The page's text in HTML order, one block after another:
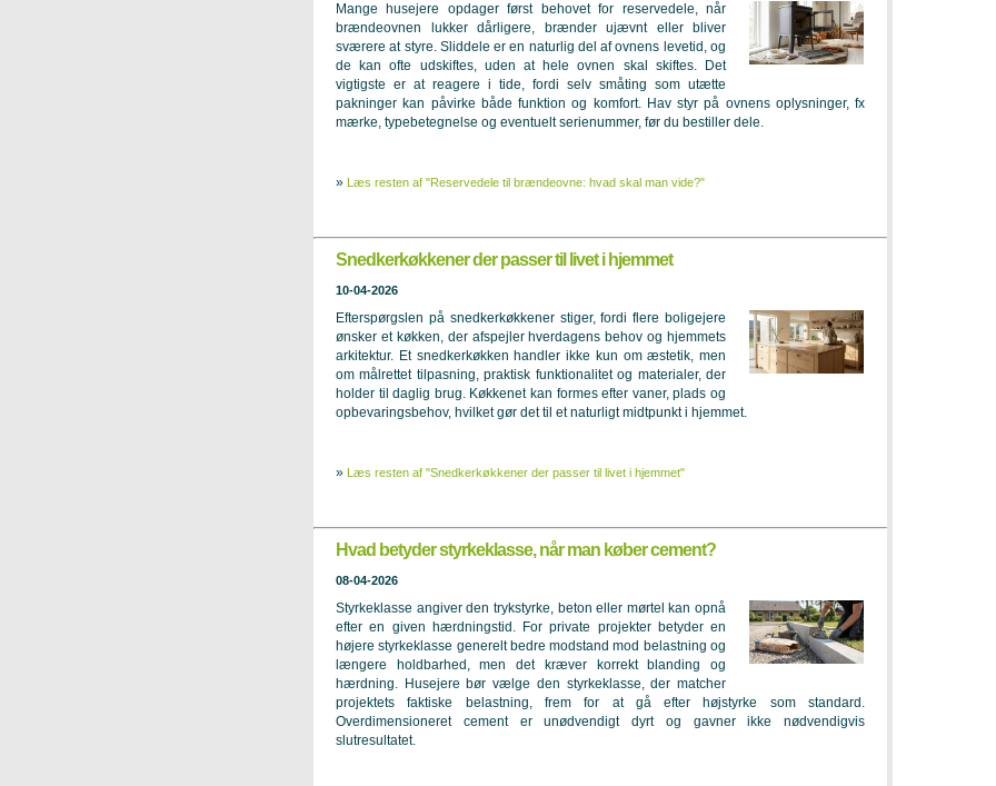
Mange husejere opdager først behovet for reservedele, når
brændeovnen lukker dårligere, brænder ujævnt eller bliver
sværere at styre. Sliddele er en naturlig del af ovnens levetid, og
de kan ofte udskiftes, uden at hele ovnen skal skiftes. Det
vigtigste er at reagere i tide, fordi selv småting som utætte
pakninger kan påvirke både funktion og komfort. Hav styr på ovnens oplysninger, fx
mærke, typebetegnelse og eventuelt serienummer, før du bestiller dele.
» Læs resten af "Reservedele til brændeovne: hvad skal man vide?"
Snedkerkøkkener der passer til livet i hjemmet
10-04-2026
Efterspørgslen på snedkerkøkkener stiger, fordi flere boligejere
ønsker et køkken, der afspejler hverdagens behov og hjemmets
arkitektur. Et snedkerkøkken handler ikke kun om æstetik, men
om målrettet tilpasning, praktisk funktionalitet og materialer, der
holder til daglig brug. Køkkenet kan formes efter vaner, plads og
opbevaringsbehov, hvilket gør det til et naturligt midtpunkt i hjemmet.
» Læs resten af "Snedkerkøkkener der passer til livet i hjemmet"
Hvad betyder styrkeklasse, når man køber cement?
08-04-2026
Styrkeklasse angiver den trykstyrke, beton eller mørtel kan opnå
efter en given hærdningstid. For private projekter betyder en
højere styrkeklasse generelt bedre modstand mod belastning og
længere holdbarhed, men det kræver korrekt blanding og
hærdning. Husejere bør vælge den styrkeklasse, der matcher
projektets faktiske belastning, frem for at gå efter højstyrke som standard.
Overdimensioneret cement er unødvendigt dyrt og gavner ikke nødvendigvis
slutresultatet.